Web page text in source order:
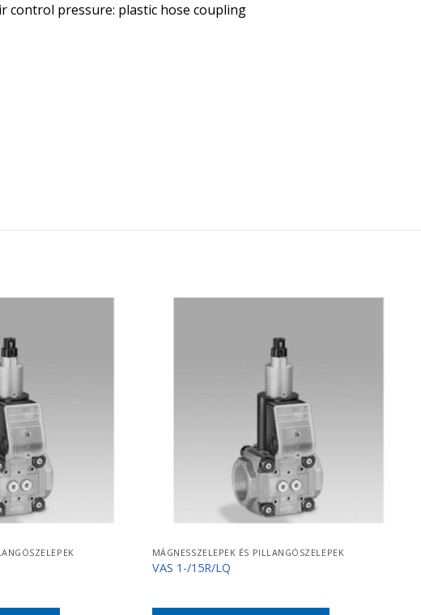
control pressure: plastic hose coupling
MÁGNESSZELEPEK ÉS PILLANGÓSZELEPEK
VAS 1-/15R/LQ